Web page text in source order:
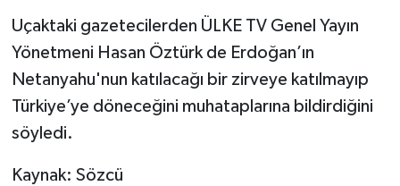
Uçaktaki gazetecilerden ÜLKE TV Genel Yayın
Yönetmeni Hasan Öztürk de Erdoğan’ın
Netanyahu'nun katılacağı bir zirveye katılmayıp
Türkiye’ye döneceğini muhataplarına bildirdiğini
söyledi.
Kaynak: Sözcü